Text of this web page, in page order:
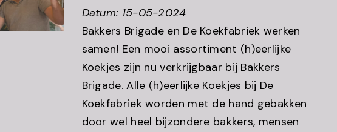
Datum: 15-05-2024
Bakkers Brigade en De Koekfabriek werken
samen! Een mooi assortiment (h)eerlijke
Koekjes zijn nu verkrijgbaar bij Bakkers
Brigade. Alle (h)eerlijke Koekjes bij De
Koekfabriek worden met de hand gebakken
door wel heel bijzondere bakkers, mensen